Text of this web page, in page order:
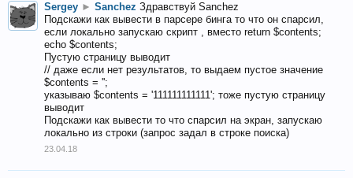
Sergey ► Sanchez Здравствуй Sanchez
Подскажи как вывести в парсере бинга то что он спарсил,
если локально запускаю скрипт , вместо return $contents;
echo $contents;
Пустую страницу выводит
// даже если нет результатов, то выдаем пустое значение
$contents = '';
указываю $contents = '111111111111'; тоже пустую страницу
выводит
Подскажи как вывести то что спарсил на экран, запускаю
локально из строки (запрос задал в строке поиска)
23.04.18